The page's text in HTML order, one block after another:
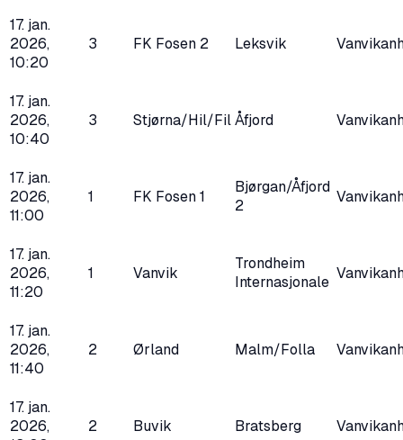
17. jan.
2026,
10:20
3 FK Fosen 2 Leksvik
17. jan.
2026,
10:40
3 Stjørna/Hil/FilÅfjord
17. jan.
2026,
11:00
1 FK Fosen 1
Bjørgan/Åfjord
2
17. jan.
2026,
11:20
1 Vanvik
Trondheim
Internasjonale
17. jan.
2026,
11:40
2 Ørland Malm/Folla
17. jan.
2026,
2 Buvik Bratsberg